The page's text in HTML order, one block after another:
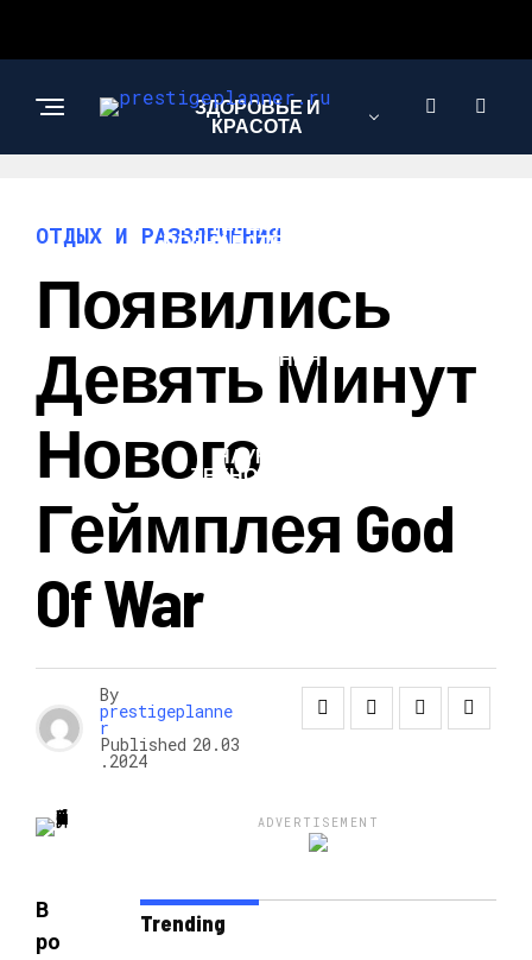
ЗДОРОВЬЕ И
КРАСОТА
ИНТЕРЕСНОЕ И
ПОЗНАВАТЕЛЬНОЕ
ОТНОШЕНИЯ
НАУКА И
ТЕХНОЛОГИИ
ОТДЫХ И РАЗВЛЕЧЕНИЯ
Появились
Девять Минут
Нового
Геймплея God
Of War
By
prestigeplanne
r
Published 20.03
.2024
В
ро
ADVERTISEMENT
Trending